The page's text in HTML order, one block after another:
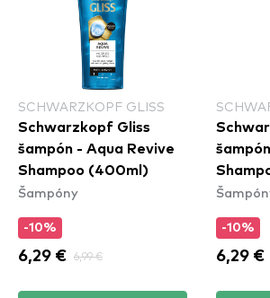
SCHWARZKOPF GLISS
Schwarzkopf Gliss
šampón - Aqua Revive
Shampoo (400ml)
Šampóny
-10%
6,29 € 6,99 €
-10%
6,29 €